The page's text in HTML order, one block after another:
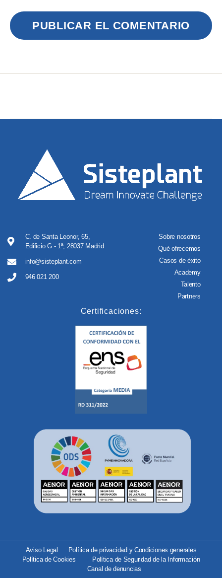
C. de Santa Leonor, 65,
Edificio G - 1ª, 28037 Madrid
info@sisteplant.com
946 021 200
Sobre nosotros
Qué ofrecemos
Casos de éxito
Academy
Talento
Partners
Certificaciones:
Aviso Legal
Política de privacidad y Condiciones generales
Política de Cookies
Política de Seguridad de la Información
Canal de denuncias